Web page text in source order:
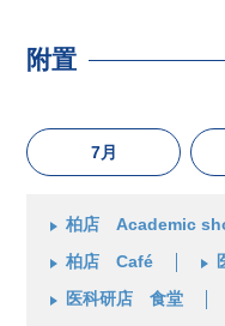
附置
7月
柏店 Academic
柏店 Café
医科研店 食堂